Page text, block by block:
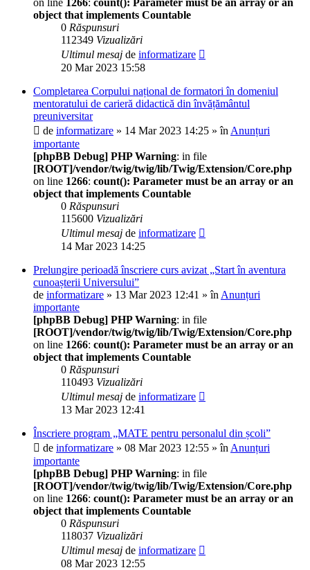
object that implements Countable
0 Răspunsuri
112349 Vizualizări
Ultimul mesaj de informatizare
20 Mar 2023 15:58
Completarea Corpului național de formatori în domeniul
mentoratului de carieră didactică din învățământul
preuniversitar
de informatizare » 14 Mar 2023 14:25 » în Anunțuri
importante
[phpBB Debug] PHP Warning: in file
[ROOT]/vendor/twig/twig/lib/Twig/Extension/Core.php
on line 1266: count(): Parameter must be an array or an
object that implements Countable
0 Răspunsuri
115600 Vizualizări
Ultimul mesaj de informatizare
14 Mar 2023 14:25
Prelungire perioadă înscriere curs avizat „Start în aventura
cunoașterii Universului”
de informatizare » 13 Mar 2023 12:41 » în Anunțuri
importante
[phpBB Debug] PHP Warning: in file
[ROOT]/vendor/twig/twig/lib/Twig/Extension/Core.php
on line 1266: count(): Parameter must be an array or an
object that implements Countable
0 Răspunsuri
110493 Vizualizări
Ultimul mesaj de informatizare
13 Mar 2023 12:41
Înscriere program „MATE pentru personalul din școli”
de informatizare » 08 Mar 2023 12:55 » în Anunțuri
importante
[phpBB Debug] PHP Warning: in file
[ROOT]/vendor/twig/twig/lib/Twig/Extension/Core.php
on line 1266: count(): Parameter must be an array or an
object that implements Countable
0 Răspunsuri
118037 Vizualizări
Ultimul mesaj de informatizare
08 Mar 2023 12:55